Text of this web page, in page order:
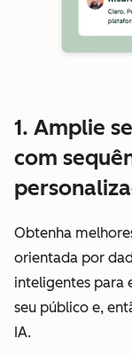
1. Amplie
com
Obtenha
orientada por
inteligentes para
seu público e,
IA.